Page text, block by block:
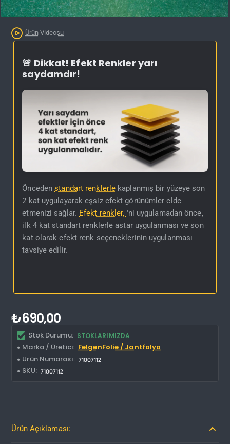
Ürün Videosu
🚨 Dikkat! Efekt Renkler yarı
saydamdır!
Öncedenstandart renklerle kaplanmış bir yüzeye son
2 kat uygulayarak eşsiz efekt görünümler elde
etmenizi sağlar. Efekt renkler, 'ni uygulamadan önce,
ilk 4 kat standart renklerle astar uygulanması ve son
kat olarak efekt renk seçeneklerinin uygulanması
tavsiye edilir.
Stok Durumu: STOKLARIMIZDA
Marka / Üretici: FelgenFolie / Jantfolyo
Ürün Numarası: 71007112
SKU: 71007112
₺690,00
Ürün Açıklaması: